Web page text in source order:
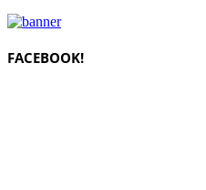
FACEBOOK!